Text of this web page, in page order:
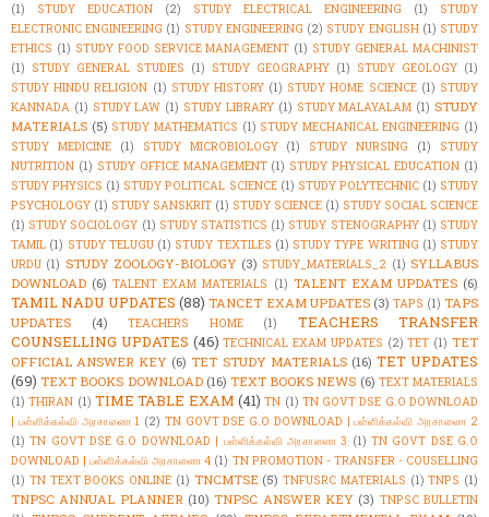
(1)
STUDY EDUCATION (2) STUDY ELECTRICAL ENGINEERING (1)
STUDY
ELECTRONIC ENGINEERING (1) STUDY ENGINEERING (2) STUDY ENGLISH (1) STUDY
ETHICS (1) STUDY FOOD SERVICE MANAGEMENT (1) STUDY GENERAL MACHINIST
(1) STUDY GENERAL STUDIES (1) STUDY GEOGRAPHY (1) STUDY GEOLOGY (1)
STUDY HINDU RELIGION (1) STUDY HISTORY (1) STUDY HOME SCIENCE (1) STUDY
KANNADA (1) STUDY LAW (1) STUDY LIBRARY (1) STUDY MALAYALAM (1) STUDY
MATERIALS (5) STUDY MATHEMATICS (1) STUDY MECHANICAL ENGINEERING (1)
STUDY MEDICINE
(1) STUDY MICROBIOLOGY (1) STUDY NURSING (1)
STUDY
NUTRITION (1) STUDY OFFICE MANAGEMENT (1) STUDY PHYSICAL EDUCATION (1)
STUDY PHYSICS (1) STUDY POLITICAL SCIENCE (1) STUDY POLYTECHNIC (1) STUDY
PSYCHOLOGY (1) STUDY SANSKRIT (1) STUDY SCIENCE (1) STUDY SOCIAL SCIENCE
(1) STUDY SOCIOLOGY (1) STUDY STATISTICS (1) STUDY STENOGRAPHY (1) STUDY
TAMIL (1) STUDY TELUGU (1) STUDY TEXTILES (1) STUDY TYPE WRITING (1) STUDY
URDU (1) STUDY ZOOLOGY-BIOLOGY (3) STUDY_MATERIALS_2 (1) SYLLABUS
DOWNLOAD (6) TALENT EXAM MATERIALS (1) TALENT EXAM UPDATES (6)
TAMIL NADU UPDATES (88) TANCET EXAM UPDATES (3) TAPS (1) TAPS
UPDATES
(4) TEACHERS HOME (1)
TEACHERS TRANSFER
COUNSELLING UPDATES (46) TECHNICAL EXAM UPDATES (2) TET (1) TET
OFFICIAL ANSWER KEY (6) TET STUDY MATERIALS (16) TET UPDATES
(69) TEXT BOOKS DOWNLOAD (16) TEXT BOOKS NEWS (6) TEXT MATERIALS
(1) THIRAN (1) TIME TABLE EXAM (41) TN (1) TN GOVT DSE G.O DOWNLOAD
| பள்ளிக்கல்வி அரசாணை 1 (2) TN GOVT DSE G.O DOWNLOAD | பள்ளிக்கல்வி அரசாணை 2
(1) TN GOVT DSE G.O DOWNLOAD | பள்ளிக்கல்வி அரசாணை 3 (1) TN GOVT DSE G.O
DOWNLOAD | பள்ளிக்கல்வி அரசாணை 4 (1) TN PROMOTION - TRANSFER - COUSELLING
(1) TN TEXT BOOKS ONLINE (1) TNCMTSE (5) TNFUSRC MATERIALS (1) TNPS (1)
TNPSC ANNUAL PLANNER (10) TNPSC ANSWER KEY (3) TNPSC BULLETIN